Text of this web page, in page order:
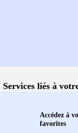
Services liés à
Accédez à
favorites